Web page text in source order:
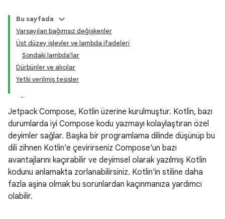
Bu sayfada
Varsayılan bağımsız değişkenler
Üst düzey işlevler ve lambda ifadeleri
Sondaki lambda'lar
Dürbünler ve alıcılar
Yetki verilmiş tesisler
Jetpack Compose, Kotlin üzerine kurulmuştur. Kotlin, bazı
durumlarda iyi Compose kodu yazmayı kolaylaştıran özel
deyimler sağlar. Başka bir programlama dilinde düşünüp bu
dili zihnen Kotlin'e çevirirseniz Compose'un bazı
avantajlarını kaçırabilir ve deyimsel olarak yazılmış Kotlin
kodunu anlamakta zorlanabilirsiniz. Kotlin'in stiline daha
fazla aşina olmak bu sorunlardan kaçınmanıza yardımcı
olabilir.